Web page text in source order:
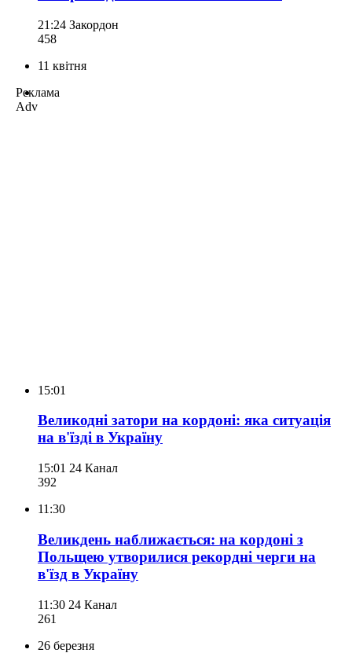
21:24 Закордон
458
11 квітня
Реклама
Adv
15:01
Великодні затори на кордоні: яка ситуація
на в'їзді в Україну
15:01 24 Канал
392
11:30
Великдень наближається: на кордоні з
Польщею утворилися рекордні черги на
в'їзд в Україну
11:30 24 Канал
261
26 березня